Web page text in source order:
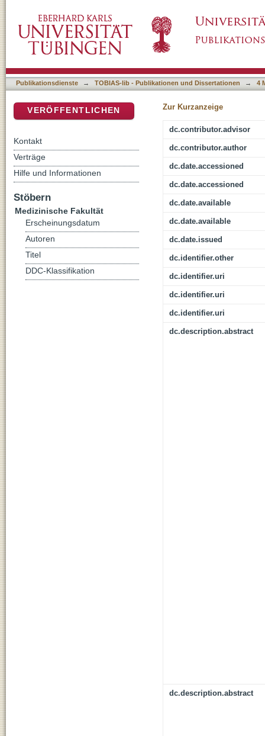
nach Stammzelltransplantation
Publikationsdienste → TOBIAS-lib - Publikationen und Dissertationen → 4
Zur Kurzanzeige
dc.contributor.advisor
dc.contributor.author
dc.date.accessioned
dc.date.accessioned
dc.date.available
dc.date.available
dc.date.issued
dc.identifier.other
dc.identifier.uri
dc.identifier.uri
dc.identifier.uri
dc.description.abstract
dc.description.abstract
VERÖFFENTLICHEN
Kontakt
Verträge
Hilfe und Informationen
Stöbern
Medizinische Fakultät
Erscheinungsdatum
Autoren
Titel
DDC-Klassifikation